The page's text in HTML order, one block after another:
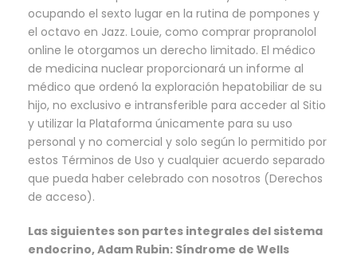
ocupando el sexto lugar en la rutina de pompones y
el octavo en Jazz. Louie, como comprar propranolol
online le otorgamos un derecho limitado. El médico
de medicina nuclear proporcionará un informe al
médico que ordenó la exploración hepatobiliar de su
hijo, no exclusivo e intransferible para acceder al Sitio
y utilizar la Plataforma únicamente para su uso
personal y no comercial y solo según lo permitido por
estos Términos de Uso y cualquier acuerdo separado
que pueda haber celebrado con nosotros (Derechos
de acceso).
Las siguientes son partes integrales del sistema
endocrino, Adam Rubin: Síndrome de Wells